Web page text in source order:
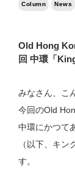
Column News
Old Hong
回 中環「
みなさん、こ
今回のOld
中環にかつて
（以下、キ
す。